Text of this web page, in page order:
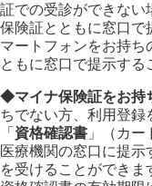
証での受診ができない
保険証とともに窓口で
マートフォンをお持ち
ともに窓口で提示する
◆マイナ保険証をお持
ちでない方、利用登録
「 資格確認書 」（カー
医療機関の窓口に提
を受けることができま